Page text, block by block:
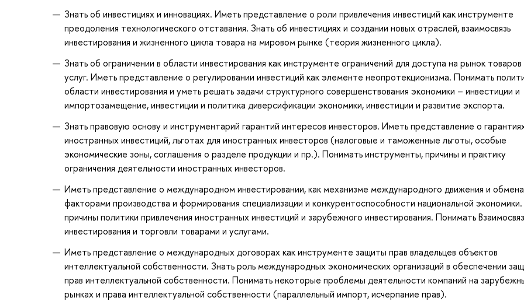
Знать об инвестициях и инновациях. Иметь представление о роли привлечения инвестиций как инструменте
преодоления технологического отставания. Знать об инвестициях и создании новых отраслей, взаимосвязь
инвестирования и жизненного цикла товара на мировом рынке (теория жизненного цикла).
Знать об ограничении в области инвестирования как инструменте ограничений для доступа на рынок товаров
услуг. Иметь представление о регулировании инвестиций как элементе неопротекционизма. Понимать
области инвестирования и уметь решать задачи структурного совершенствования экономики – инвестиции и
импортозамещение, инвестиции и политика диверсификации экономики, инвестиции и развитие экспорта.
Знать правовую основу и инструментарий гарантий интересов инвесторов. Иметь представление о
иностранных инвестиций, льготах для иностранных инвесторов (налоговые и таможенные льготы, особые
экономические зоны, соглашения о разделе продукции и пр.). Понимать инструменты, причины и практику
ограничения деятельности иностранных инвесторов.
Иметь представление о международном инвестировании, как механизме международного движения и обмена
факторами производства и формирования специализации и конкурентоспособности национальной
причины политики привлечения иностранных инвестиций и зарубежного инвестирования. Понимать
инвестирования и торговли товарами и услугами.
Иметь представление о международных договорах как инструменте защиты прав владельцев объектов
интеллектуальной собственности. Знать роль международных экономических организаций в обеспечении
прав интеллектуальной собственности. Понимать некоторые проблемы деятельности компаний на
рынках и права интеллектуальной собственности (параллельный импорт, исчерпание прав).